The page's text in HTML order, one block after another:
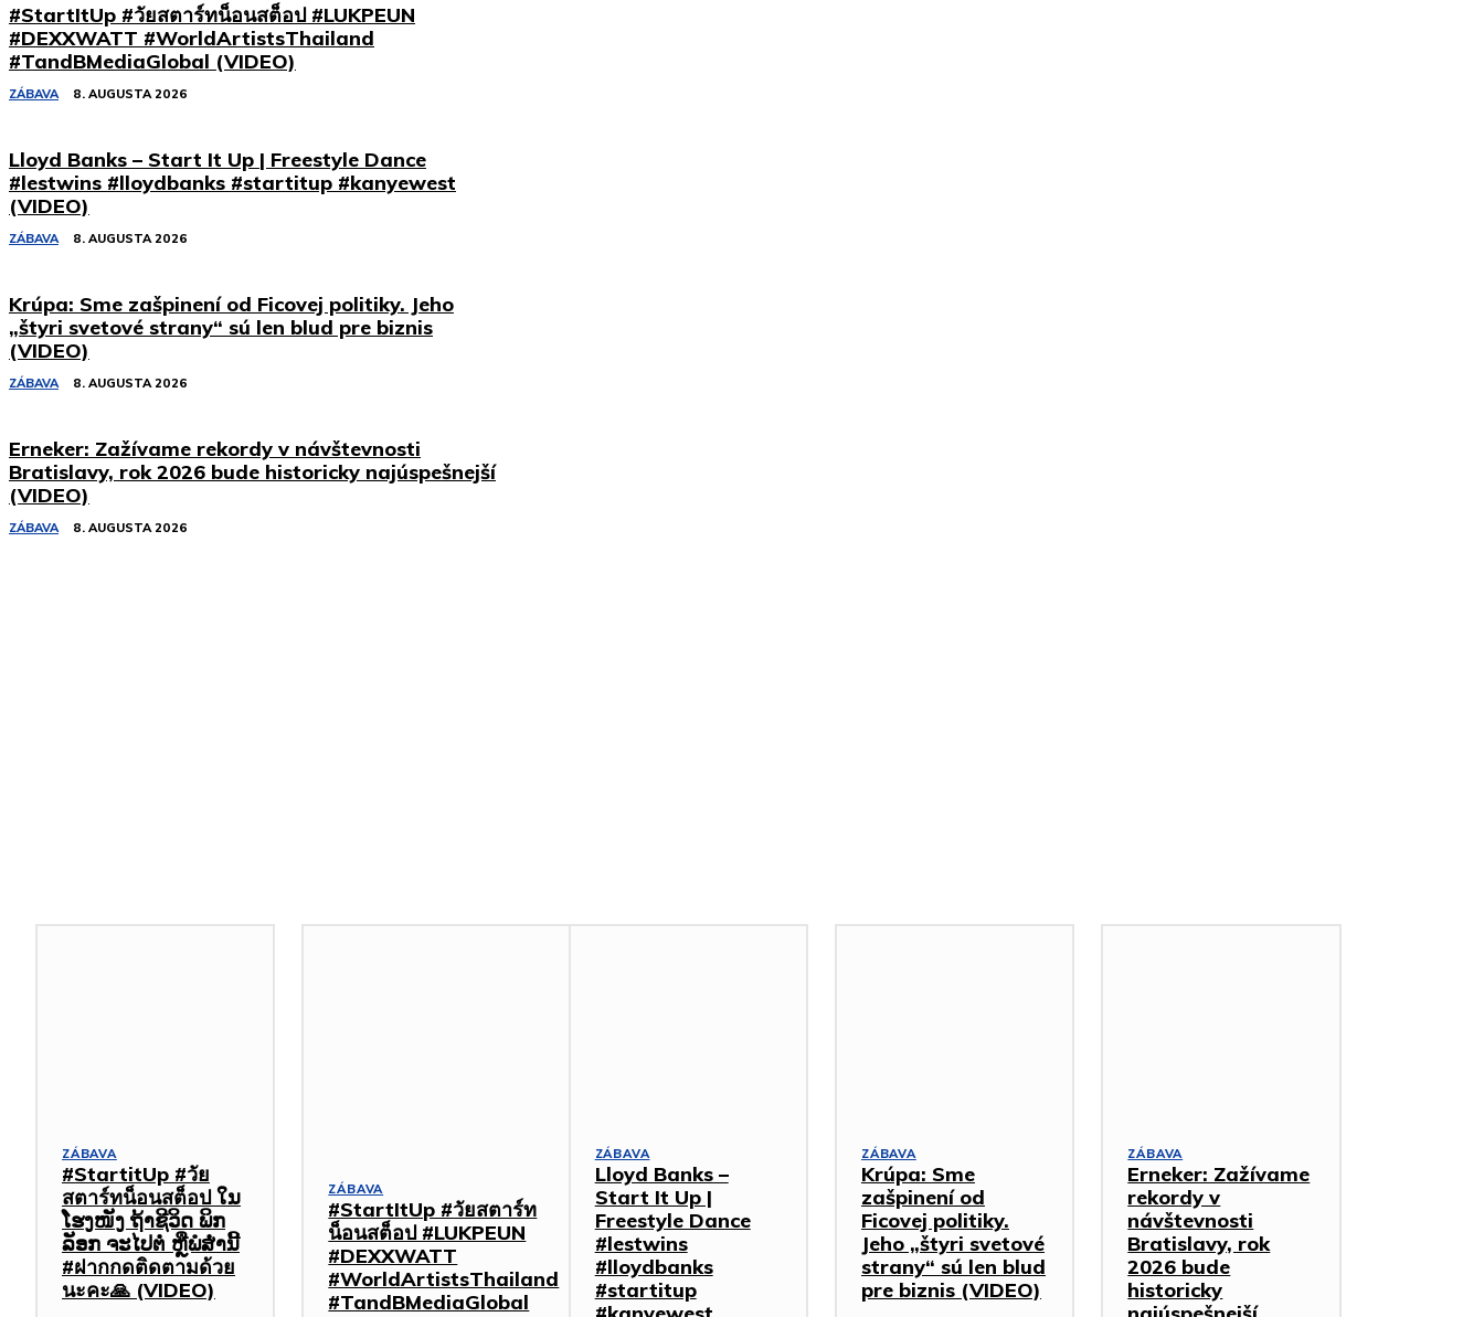
#StartItUp #วัยสตาร์ทน็อนสต็อป #LUKPEUN
#DEXXWATT #WorldArtistsThailand
#TandBMediaGlobal (VIDEO)
ZÁBAVA 8. AUGUSTA 2026
Lloyd Banks – Start It Up | Freestyle Dance
#lestwins #lloydbanks #startitup #kanyewest
(VIDEO)
ZÁBAVA 8. AUGUSTA 2026
Krúpa: Sme zašpinení od Ficovej politiky. Jeho
„štyri svetové strany“ sú len blud pre biznis
(VIDEO)
ZÁBAVA 8. AUGUSTA 2026
Erneker: Zažívame rekordy v návštevnosti
Bratislavy, rok 2026 bude historicky najúspešnejší
(VIDEO)
ZÁBAVA 8. AUGUSTA 2026
ZÁBAVA
#StartitUp #วัย
สตาร์ทน็อนสต็อป ໃນ
ໂຮງໜັງ ຖ້າຊີວິດ ພິກ
ລັອກ ຈະໄປຕໍ່ ຫຼືພໍສໍ່ານີ້
#ฝากกดติดตามด้วย
นะคะ🙏 (VIDEO)
ZÁBAVA
#StartItUp #วัยสตาร์ท
น็อนสต็อป #LUKPEUN
#DEXXWATT
#WorldArtistsThailand
#TandBMediaGlobal
ZÁBAVA
Lloyd Banks –
Start It Up |
Freestyle Dance
#lestwins
#lloydbanks
#startitup
ZÁBAVA
Krúpa: Sme
zašpinení od
Ficovej politiky.
Jeho „štyri svetové
strany“ sú len blud
pre biznis (VIDEO)
ZÁBAVA
Erneker: Zažívame
rekordy v
návštevnosti
Bratislavy, rok
2026 bude
historicky